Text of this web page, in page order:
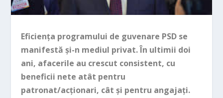
Eficiența programului de guvenare PSD se
manifestă și-n mediul privat. În ultimii doi
ani, afacerile au crescut consistent, cu
beneficii nete atât pentru
patronat/acționari, cât și pentru angajați.